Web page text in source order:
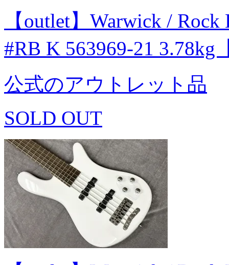
【outlet】Warwick /
#RB K 563969-21 3.78kg
公式のアウトレット品
SOLD OUT